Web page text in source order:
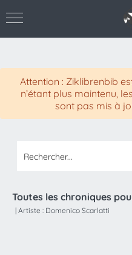
Attention : Ziklibrenbib
n’étant plus maintenu,
sont pas mis à
Toutes les chroniques
| Artiste : Domenico Scarlatti